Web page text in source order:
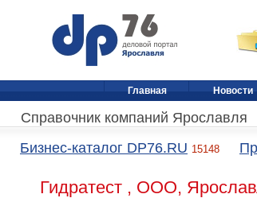
Главная Новости
Справочник компаний Ярославля
Бизнес-каталог DP76.RU 15148
Гидратест , ООО,